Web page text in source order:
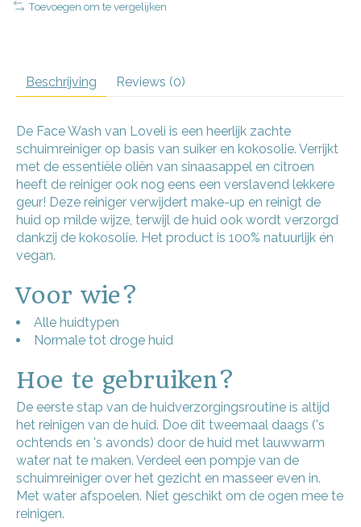
Toevoegen om te vergelijken
Beschrijving Reviews (0)
De Face Wash van Loveli is een heerlijk zachte
schuimreiniger op basis van suiker en kokosolie. Verrijkt
met de essentiële oliën van sinaasappel en citroen
heeft de reiniger ook nog eens een verslavend lekkere
geur! Deze reiniger verwijdert make-up en reinigt de
huid op milde wijze, terwijl de huid ook wordt verzorgd
dankzij de kokosolie. Het product is 100% natuurlijk én
vegan.
Voor wie?
Alle huidtypen
Normale tot droge huid
Hoe te gebruiken?
De eerste stap van de huidverzorgingsroutine is altijd
het reinigen van de huid. Doe dit tweemaal daags ('s
ochtends en 's avonds) door de huid met lauwwarm
water nat te maken. Verdeel een pompje van de
schuimreiniger over het gezicht en masseer even in.
Met water afspoelen. Niet geschikt om de ogen mee te
reinigen.